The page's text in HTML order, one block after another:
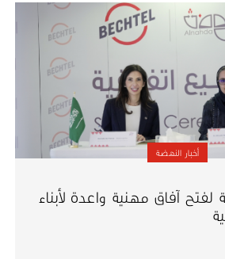
أخبار النهضة
لفتح آفاق مهنية واعدة لأبناء